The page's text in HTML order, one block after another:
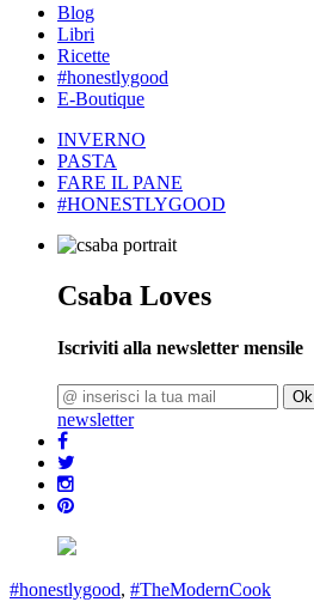
Blog
Libri
Ricette
#honestlygood
E-Boutique
INVERNO
PASTA
FARE IL PANE
#HONESTLYGOOD
Csaba Loves
Iscriviti alla newsletter mensile
Ok
newsletter
#honestlygood, #TheModernCook